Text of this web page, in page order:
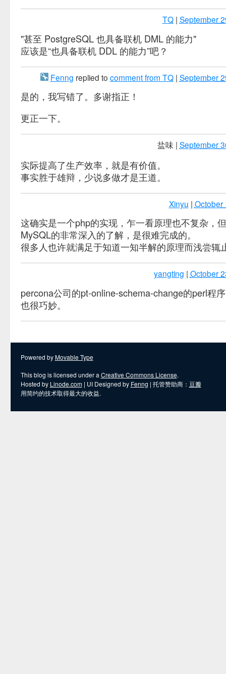
TQ| September
"甚至 PostgreSQL 也具备联机 DML 的能力"
应该是“也具备联机 DDL 的能力”吧？
Fenng replied to comment from TQ| September
是的，我写错了。多谢指正！
更正一下。
盐味 | September
实际提高了生产效率，就是有价值。
事实胜于雄辩，少说多做才是王道。
Xinyu | October
这确实是一个php的实现，乍一看原理也不复杂，
MySQL的非常深入的了解，是很难完成的。
很多人也许就满足于知道一知半解的原理而浅尝辄
yangting | October
percona公司的pt-online-schema-change的perl程
也很巧妙。
Powered byMovable Type
This blog is licensed under a Creative Commons License.
Hosted by Linode.com| UI Designed by Fenng | 托管赞助商： 豆瓣
用简约的技术取得最大的收益.